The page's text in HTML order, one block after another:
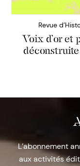
Revue
Voix d’or et
L’abonnement
aux activités